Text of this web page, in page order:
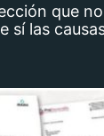
que
sí las